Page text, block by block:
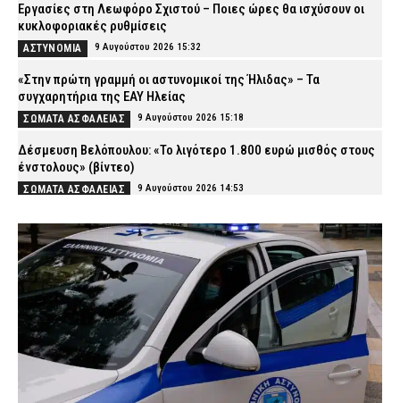
Εργασίες στη Λεωφόρο Σχιστού – Ποιες ώρες θα ισχύσουν οι
κυκλοφοριακές ρυθμίσεις
ΑΣΤΥΝΟΜΙΑ 9 Αυγούστου 2026 15:32
«Στην πρώτη γραμμή οι αστυνομικοί της Ήλιδας» – Τα
συγχαρητήρια της ΕΑΥ Ηλείας
ΣΩΜΑΤΑ ΑΣΦΑΛΕΙΑΣ 9 Αυγούστου 2026 15:18
Δέσμευση Βελόπουλου: «Το λιγότερο 1.800 ευρώ μισθός στους
ένστολους» (βίντεο)
ΣΩΜΑΤΑ ΑΣΦΑΛΕΙΑΣ 9 Αυγούστου 2026 14:53
Βόλος: Ανήλικος με τέσσερις συσκευασίες κάνναβης – Τον
εντόπισαν αστυνομικοί της ΟΠΚΕ
ΑΣΤΥΝΟΜΙΑ 9 Αυγούστου 2026 14:39
Λέσβος: Συνελήφθη 23χρονος που πέταξε τσιγάρο και
προκλήθηκε φωτιά σε ξερά χόρτα
ΑΣΤΥΝΟΜΙΑ 9 Αυγούστου 2026 14:25
Φωτιά σε σπίτι στην Αργολίδα: Τραυματίστηκε o Διοικητής
Πυροσβεστικής Υπηρεσίας Ναυπλίου μετά από έκρηξη (βίντεο)
9 Αυγούστου 2026 14:10